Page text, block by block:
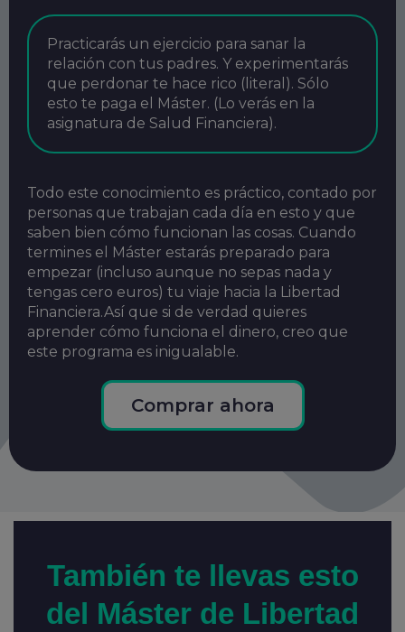
Practicarás un ejercicio para sanar la
relación con tus padres. Y experimentarás
que perdonar te hace rico (literal). Sólo
esto te paga el Máster. (Lo verás en la
asignatura de Salud Financiera).
Todo este conocimiento es práctico, contado por
personas que trabajan cada día en esto y que
saben bien cómo funcionan las cosas. Cuando
termines el Máster estarás preparado para
empezar (incluso aunque no sepas nada y
tengas cero euros) tu viaje hacia la Libertad
Financiera.Así que si de verdad quieres
aprender cómo funciona el dinero, creo que
este programa es inigualable.
Comprar ahora
También te llevas esto
del Máster de Libertad